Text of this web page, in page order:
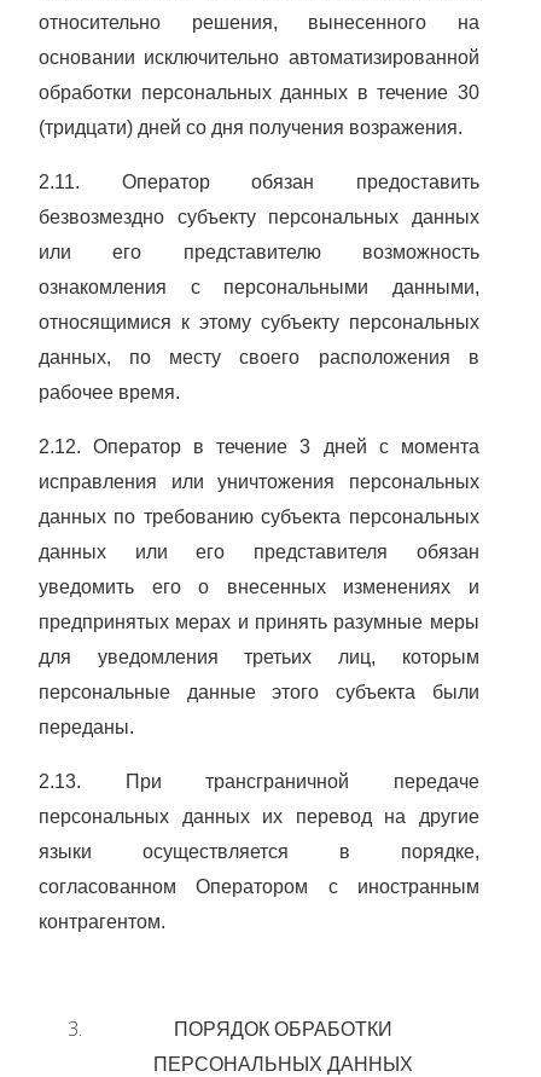
относительно решения, вынесенного на
основании исключительно автоматизированной
обработки персональных данных в течение 30
(тридцати) дней со дня получения возражения.
2.11. Оператор обязан предоставить
безвозмездно субъекту персональных данных
или его представителю возможность
ознакомления с персональными данными,
относящимися к этому субъекту персональных
данных, по месту своего расположения в
рабочее время.
2.12. Оператор в течение 3 дней с момента
исправления или уничтожения персональных
данных по требованию субъекта персональных
данных или его представителя обязан
уведомить его о внесенных изменениях и
предпринятых мерах и принять разумные меры
для уведомления третьих лиц, которым
персональные данные этого субъекта были
переданы.
2.13. При трансграничной передаче
персональных данных их перевод на другие
языки осуществляется в порядке,
согласованном Оператором с иностранным
контрагентом.
ПОРЯДОК ОБРАБОТКИ
ПЕРСОНАЛЬНЫХ ДАННЫХ